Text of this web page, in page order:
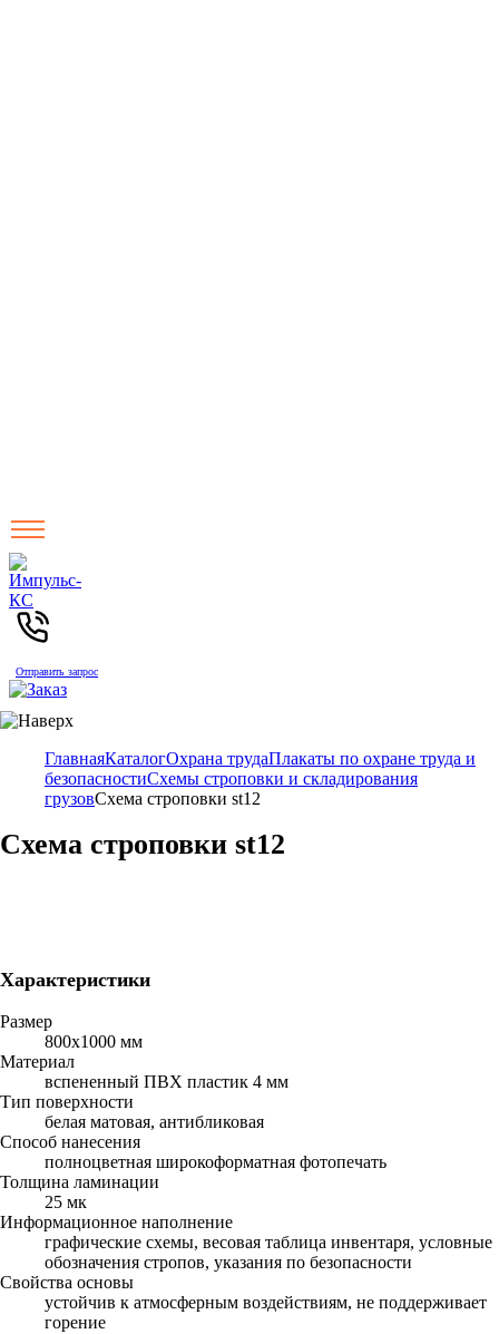
Отправить запрос
ГлавнаяКаталогОхрана трудаПлакаты по охране труда и
безопасностиСхемы строповки и складирования
грузовСхема строповки st12
Схема строповки st12
Характеристики
Размер
800х1000 мм
Материал
вспененный ПВХ пластик 4 мм
Тип поверхности
белая матовая, антибликовая
Способ нанесения
полноцветная широкоформатная фотопечать
Толщина ламинации
25 мк
Информационное наполнение
графические схемы, весовая таблица инвентаря, условные
обозначения стропов, указания по безопасности
Свойства основы
устойчив к атмосферным воздействиям, не поддерживает
горение